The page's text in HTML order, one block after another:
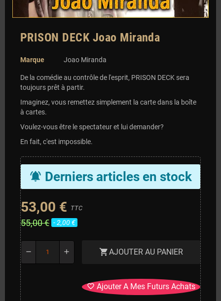
PRISON DECK Joao Miranda
Marque Joao Miranda
De la comédie au contrôle de l'esprit, PRISON DECK sera
toujours prêt à partir.
Imaginez, vous remettez simplement la carte dans la boîte
à cartes.
Voulez-vous être le spectateur et lui demander?
En fait, c'est impossible.
notifications_active Derniers articles en stock
53,00 € TTC
55,00 € - 2,00 €
remove add shopping_cartAJOUTER AU PANIER
favorite_border Ajouter A Mes Futurs Achats